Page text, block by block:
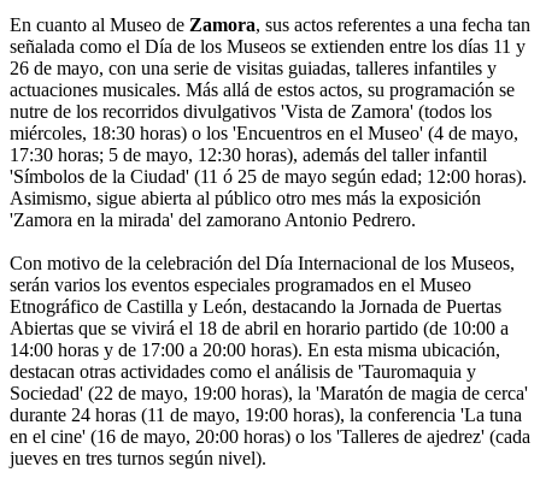
En cuanto al Museo de Zamora, sus actos referentes a una fecha tan
señalada como el Día de los Museos se extienden entre los días 11 y
26 de mayo, con una serie de visitas guiadas, talleres infantiles y
actuaciones musicales. Más allá de estos actos, su programación se
nutre de los recorridos divulgativos 'Vista de Zamora' (todos los
miércoles, 18:30 horas) o los 'Encuentros en el Museo' (4 de mayo,
17:30 horas; 5 de mayo, 12:30 horas), además del taller infantil
'Símbolos de la Ciudad' (11 ó 25 de mayo según edad; 12:00 horas).
Asimismo, sigue abierta al público otro mes más la exposición
'Zamora en la mirada' del zamorano Antonio Pedrero.
Con motivo de la celebración del Día Internacional de los Museos,
serán varios los eventos especiales programados en el Museo
Etnográfico de Castilla y León, destacando la Jornada de Puertas
Abiertas que se vivirá el 18 de abril en horario partido (de 10:00 a
14:00 horas y de 17:00 a 20:00 horas). En esta misma ubicación,
destacan otras actividades como el análisis de 'Tauromaquia y
Sociedad' (22 de mayo, 19:00 horas), la 'Maratón de magia de cerca'
durante 24 horas (11 de mayo, 19:00 horas), la conferencia 'La tuna
en el cine' (16 de mayo, 20:00 horas) o los 'Talleres de ajedrez' (cada
jueves en tres turnos según nivel).